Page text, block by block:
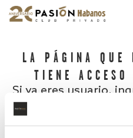
LA PÁGINA QUE
TIENE
Si ya eres usuario,